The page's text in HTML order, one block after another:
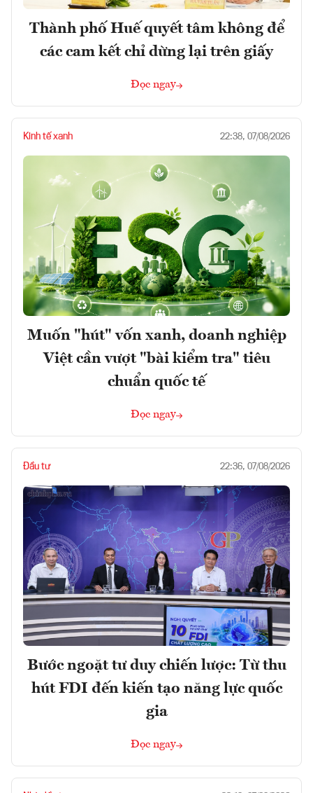
Thành phố Huế quyết tâm không để
các cam kết chỉ dừng lại trên giấy
Đọc ngay
Kinh tế xanh 22:38, 07/08/2026
Muốn "hút" vốn xanh, doanh nghiệp
Việt cần vượt "bài kiểm tra" tiêu
chuẩn quốc tế
Đọc ngay
Đầu tư 22:36, 07/08/2026
Bước ngoặt tư duy chiến lược: Từ thu
hút FDI đến kiến tạo năng lực quốc
gia
Đọc ngay